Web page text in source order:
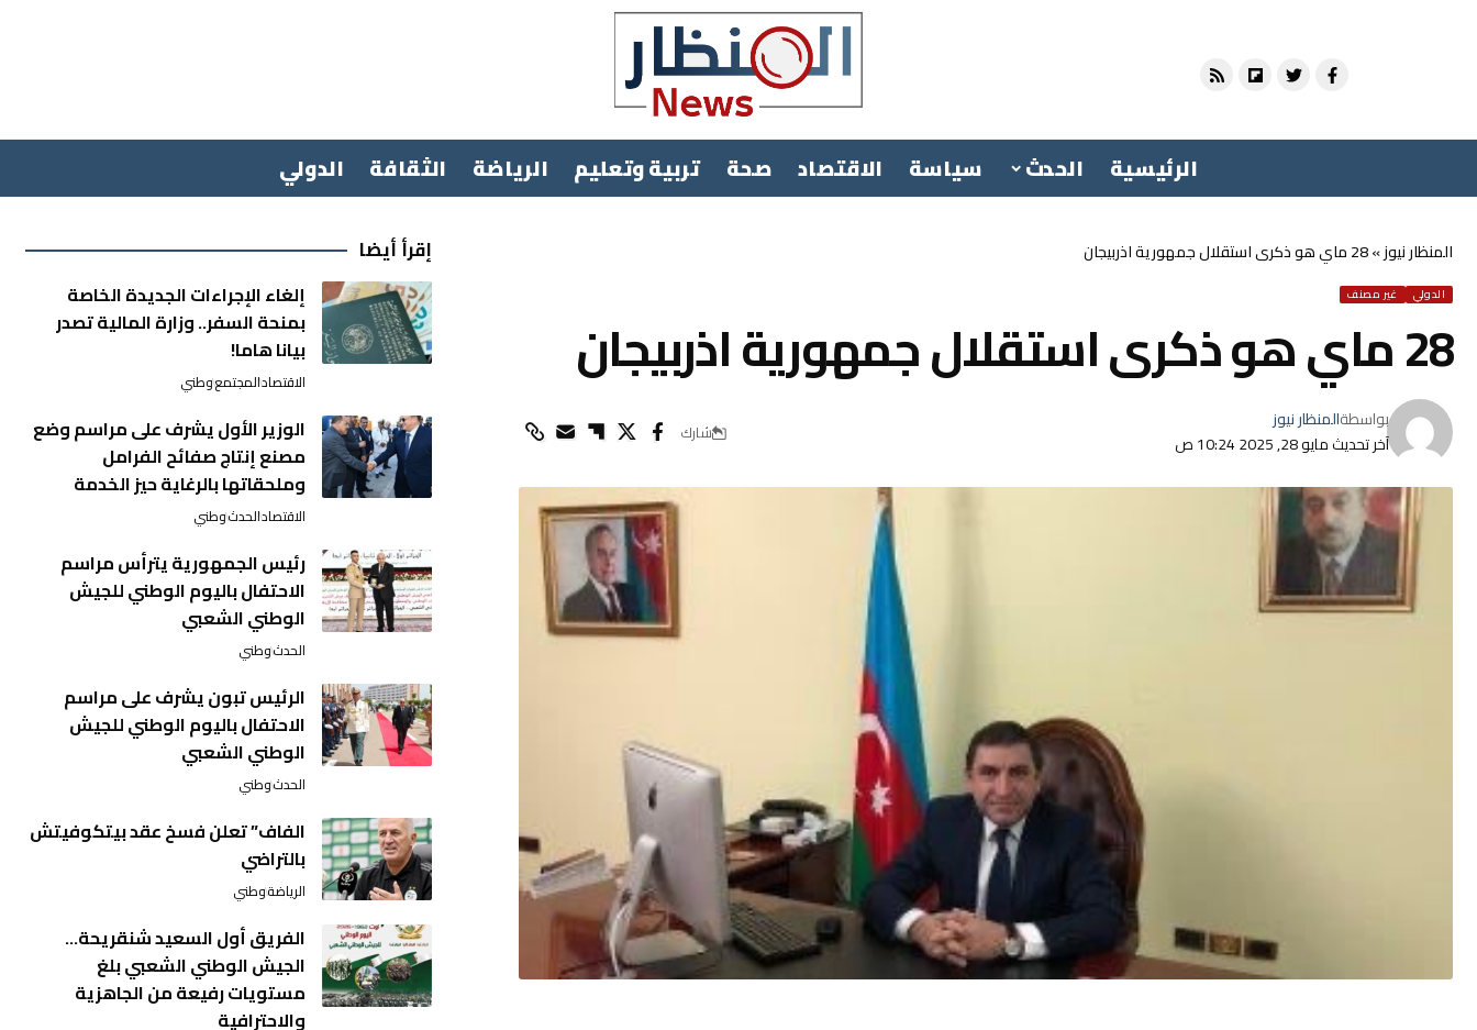
الرئيسية الحدث سياسة الاقتصاد صحة تربية وتعليم الرياضة الثقافة الدولي
المنظار نيوز»28 ماي هو ذكرى استقلال جمهورية اذربيجان
الدولي غير مصنف
28 ماي هو ذكرى استقلال جمهورية اذربيجان
آخر تحديث مايو 28, 2025 10:24 ص
بواسطةالمنظار نيوز شارك
إقرأ أيضا
إلغاء الإجراءات الجديدة الخاصة
بمنحة السفر.. وزارة المالية تصدر
بيانا هاما!
الاقتصادالمجتمعوطني
الوزير الأول يشرف على مراسم وضع
مصنع إنتاج صفائح الفرامل
وملحقاتها بالرغاية حيز الخدمة
الاقتصادالحدثوطني
رئيس الجمهورية يترأس مراسم
الاحتفال باليوم الوطني للجيش
الوطني الشعبي
الحدثوطني
الرئيس تبون يشرف على مراسم
الاحتفال باليوم الوطني للجيش
الوطني الشعبي
الحدثوطني
الفاف” تعلن فسخ عقد بيتكوفيتش
بالتراضي
الرياضةوطني
الفريق أول السعيد شنقريحة…
الجيش الوطني الشعبي بلغ
مستويات رفيعة من الجاهزية
والاحترافية